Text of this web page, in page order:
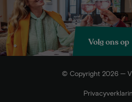
Volg ons op
© Copyright 2026 —